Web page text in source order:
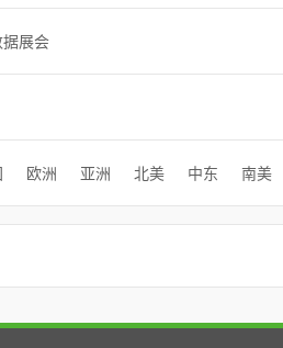
展会
欧洲 亚洲 北美 中东 南美